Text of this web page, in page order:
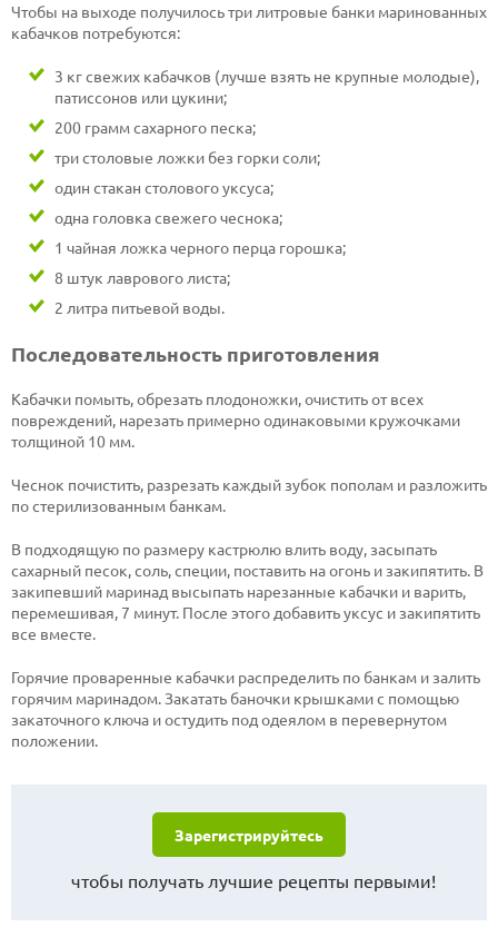
Чтобы на выходе получилось три литровые банки маринованных
кабачков потребуются:
3 кг свежих кабачков (лучше взять не крупные молодые),
патиссонов или цукини;
200 грамм сахарного песка;
три столовые ложки без горки соли;
один стакан столового уксуса;
одна головка свежего чеснока;
1 чайная ложка черного перца горошка;
8 штук лаврового листа;
2 литра питьевой воды.
Последовательность приготовления
Кабачки помыть, обрезать плодоножки, очистить от всех
повреждений, нарезать примерно одинаковыми кружочками
толщиной 10 мм.
Чеснок почистить, разрезать каждый зубок пополам и разложить
по стерилизованным банкам.
В подходящую по размеру кастрюлю влить воду, засыпать
сахарный песок, соль, специи, поставить на огонь и закипятить. В
закипевший маринад высыпать нарезанные кабачки и варить,
перемешивая, 7 минут. После этого добавить уксус и закипятить
все вместе.
Горячие проваренные кабачки распределить по банкам и залить
горячим маринадом. Закатать баночки крышками с помощью
закаточного ключа и остудить под одеялом в перевернутом
положении.
Зарегистрируйтесь
чтобы получать лучшие рецепты первыми!